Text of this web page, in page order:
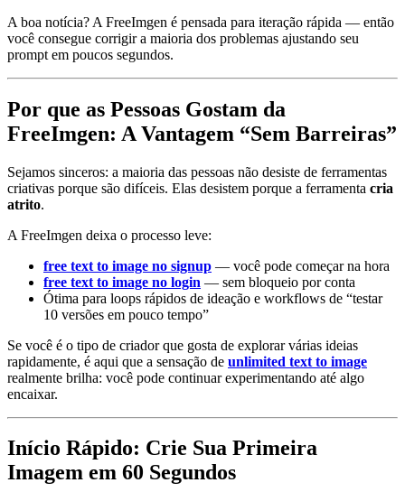
A boa notícia? A FreeImgen é pensada para iteração rápida — então
você consegue corrigir a maioria dos problemas ajustando seu
prompt em poucos segundos.
Por que as Pessoas Gostam da
FreeImgen: A Vantagem “Sem Barreiras”
Sejamos sinceros: a maioria das pessoas não desiste de ferramentas
criativas porque são difíceis. Elas desistem porque a ferramenta cria
atrito.
A FreeImgen deixa o processo leve:
free text to image no signup — você pode começar na hora
free text to image no login — sem bloqueio por conta
Ótima para loops rápidos de ideação e workflows de “testar
10 versões em pouco tempo”
Se você é o tipo de criador que gosta de explorar várias ideias
rapidamente, é aqui que a sensação de unlimited text to image
realmente brilha: você pode continuar experimentando até algo
encaixar.
Início Rápido: Crie Sua Primeira
Imagem em 60 Segundos